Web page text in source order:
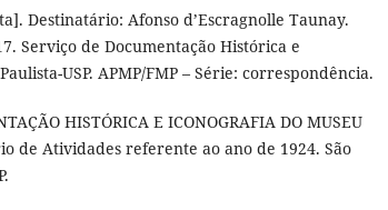
Destinatário: Afonso d’Escragnolle Taunay.
Serviço de Documentação Histórica e
USP. APMP/FMP – Série: correspondência.
HISTÓRICA E ICONOGRAFIA DO MUSEU
de Atividades referente ao ano de 1924. São